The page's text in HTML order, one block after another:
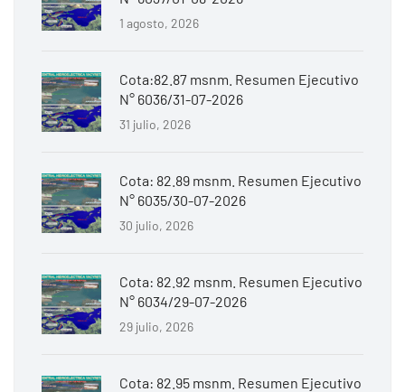
1 agosto, 2026
Cota:82.87 msnm. Resumen Ejecutivo
N° 6036/31-07-2026
31 julio, 2026
Cota: 82.89 msnm. Resumen Ejecutivo
N° 6035/30-07-2026
30 julio, 2026
Cota: 82.92 msnm. Resumen Ejecutivo
N° 6034/29-07-2026
29 julio, 2026
Cota: 82.95 msnm. Resumen Ejecutivo